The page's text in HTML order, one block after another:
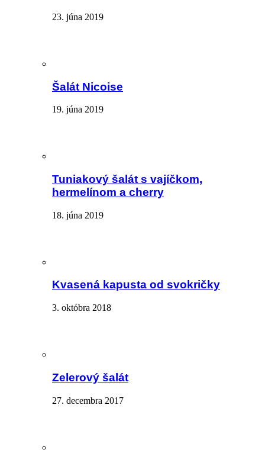
23. júna 2019
Šalát Nicoise
19. júna 2019
Tuniakový šalát s vajíčkom,
hermelínom a cherry
18. júna 2019
Kvasená kapusta od svokričky
3. októbra 2018
Zelerový šalát
27. decembra 2017